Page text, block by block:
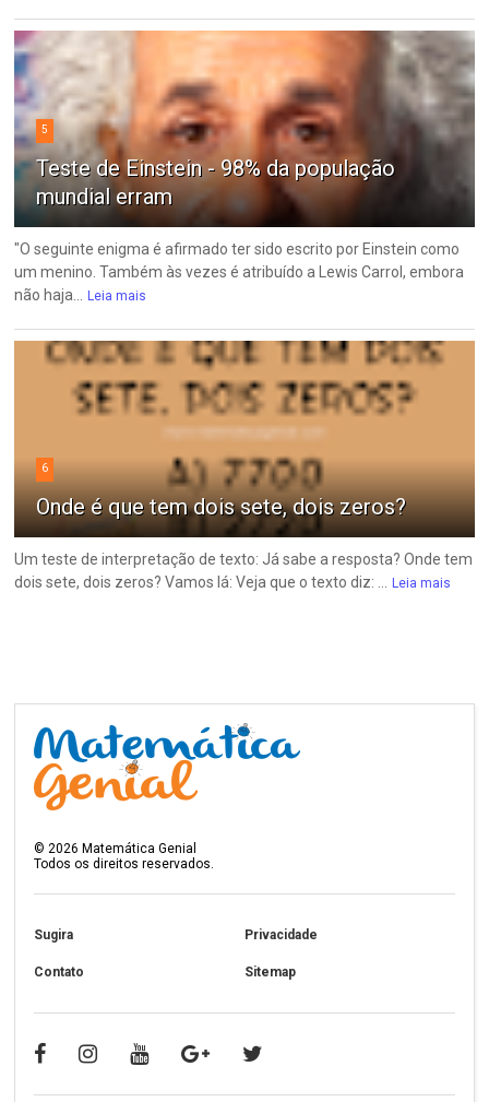
5
Teste de Einstein - 98% da população
mundial erram
"O seguinte enigma é afirmado ter sido escrito por Einstein como
um menino. Também às vezes é atribuído a Lewis Carrol, embora
não haja... Leia mais
6
Onde é que tem dois sete, dois zeros?
Um teste de interpretação de texto: Já sabe a resposta? Onde tem
dois sete, dois zeros? Vamos lá: Veja que o texto diz: ... Leia mais
©2026 Matemática Genial
Todos os direitos reservados.
Sugira Privacidade
Contato Sitemap